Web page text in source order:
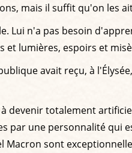
mais il suffit qu'on les
Lui n'a pas besoin
lumières, espoirs et
avait reçu, à
devenir totalement
par une personnalité qui
sont